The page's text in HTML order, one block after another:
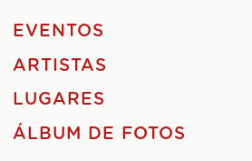
EVENTOS
ARTISTAS
LUGARES
ÁLBUM DE FOTOS